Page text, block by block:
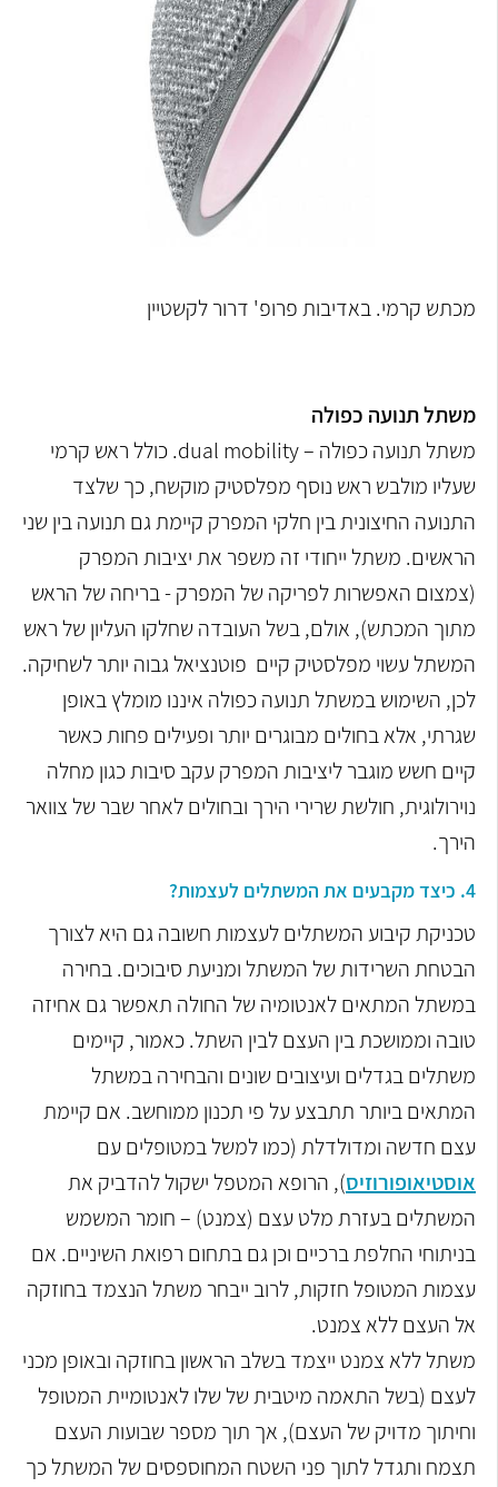
מכתש קרמי. באדיבות פרופ' דרור לקשטיין
משתל תנועה כפולה
משתל תנועה כפולה – dual mobility. כולל ראש קרמי
שעליו מולבש ראש נוסף מפלסטיק מוקשח, כך שלצד
התנועה החיצונית בין חלקי המפרק קיימת גם תנועה בין שני
הראשים. משתל ייחודי זה משפר את יציבות המפרק
(צמצום האפשרות לפריקה של המפרק - בריחה של הראש
מתוך המכתש), אולם, בשל העובדה שחלקו העליון של ראש
המשתל עשוי מפלסטיק קיים פוטנציאל גבוה יותר לשחיקה.
לכן, השימוש במשתל תנועה כפולה איננו מומלץ באופן
שגרתי, אלא בחולים מבוגרים יותר ופעילים פחות כאשר
קיים חשש מוגבר ליציבות המפרק עקב סיבות כגון מחלה
נוירולוגית, חולשת שרירי הירך ובחולים לאחר שבר של צוואר
הירך.
4. כיצד מקבעים את המשתלים לעצמות?
טכניקת קיבוע המשתלים לעצמות חשובה גם היא לצורך
הבטחת השרידות של המשתל ומניעת סיבוכים. בחירה
במשתל המתאים לאנטומיה של החולה תאפשר גם אחיזה
טובה וממושכת בין העצם לבין השתל. כאמור, קיימים
משתלים בגדלים ועיצובים שונים והבחירה במשתל
המתאים ביותר תתבצע על פי תכנון ממוחשב. אם קיימת
עצם חדשה ומדולדלת (כמו למשל במטופלים עם
אוסטיאופורוזיס), הרופא המטפל ישקול להדביק את
המשתלים בעזרת מלט עצם (צמנט) – חומר המשמש
בניתוחי החלפת ברכיים וכן גם בתחום רפואת השיניים. אם
עצמות המטופל חזקות, לרוב ייבחר משתל הנצמד בחוזקה
אל העצם ללא צמנט.
משתל ללא צמנט ייצמד בשלב הראשון בחוזקה ובאופן מכני
לעצם (בשל התאמה מיטבית של שלו לאנטומיית המטופל
וחיתוך מדויק של העצם), אך תוך מספר שבועות העצם
תצמח ותגדל לתוך פני השטח המחוספסים של המשתל כך